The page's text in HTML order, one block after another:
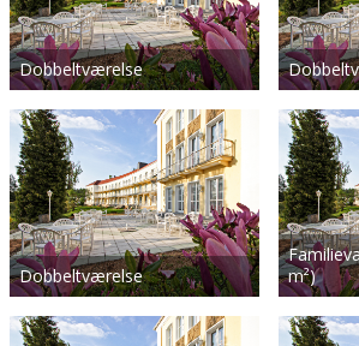
Dobbeltværelse
Dobbeltværelse
m²)